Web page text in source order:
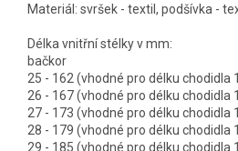
Materiál: svršek - textil, podšívka -
Délka vnitřní stélky v
bačkor
25 - 162 (vhodné pro délku
26 - 167 (vhodné pro délku
27 - 173 (vhodné pro délku
28 - 179 (vhodné pro délku
29 - 185 (vhodné pro délku